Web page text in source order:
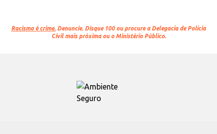
Racismo é crime. Denuncie. Disque 100 ou procure a Delegacia de Polícia
Civil mais próxima ou o Ministério Público.